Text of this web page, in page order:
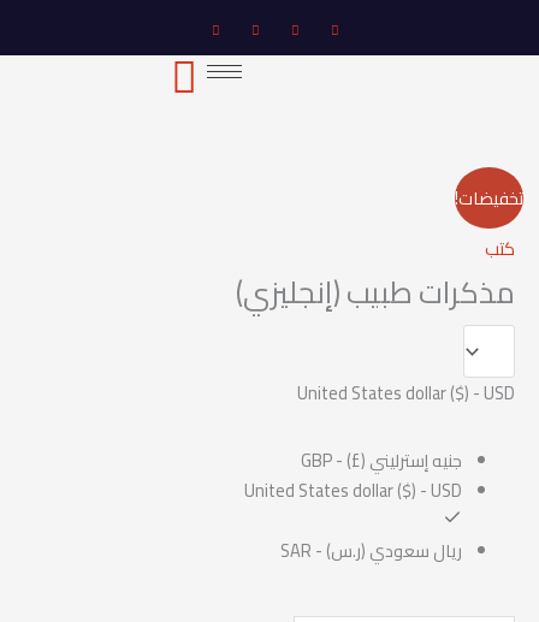
تخفيضات!
كتب
مذكرات طبيب (إنجليزي)
United States dollar ($) - USD
جنيه إسترليني (£) - GBP
United States dollar ($) - USD
ريال سعودي (ر.س) - SAR
كمية
مذكرات
طبيب
(إنجليزي)